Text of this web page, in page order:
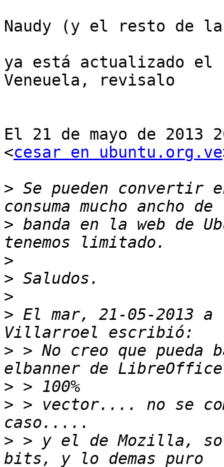
Naudy (y el resto de la
ya está actualizado el
Veneuela, revisalo
El 21 de mayo de 2013
<cesar en ubuntu.org.ve
> Se pueden convertir
> banda en la web de
>
>
>
> El mar, 21-05-2013 a
> > No creo que
>
> > vector.... no se
> > y el de Mozilla,